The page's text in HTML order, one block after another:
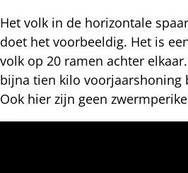
Het volk in de horizontale
doet het voorbeeldig. Het is
volk op 20 ramen achter
bijna tien kilo voorjaarshoning
Ook hier zijn geen